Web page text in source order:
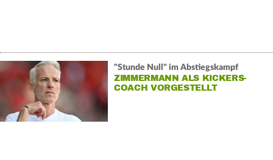
"Stunde Null" im Abstiegskampf
ZIMMERMANN ALS KICKERS-
COACH VORGESTELLT